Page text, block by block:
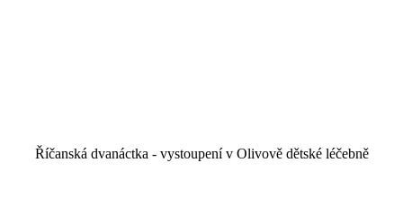
Říčanská dvanáctka - vystoupení v Olivově dětské léčebně